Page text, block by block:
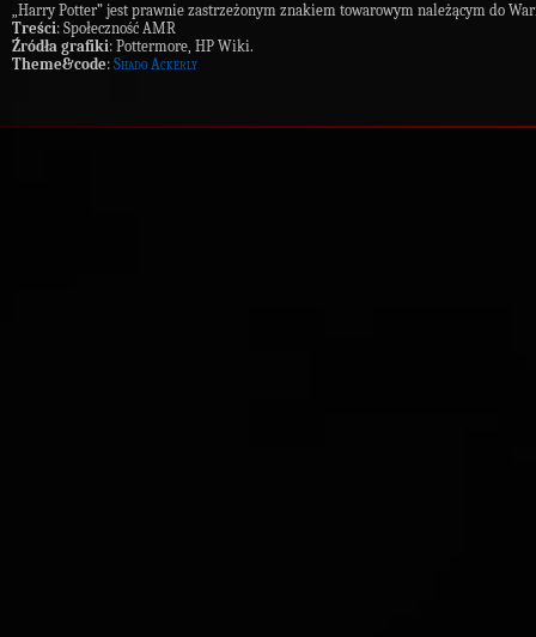
„Harry Potter” jest prawnie zastrzeżonym znakiem towarowym należącym do
Treści: Społeczność AMR
Źródła grafiki: Pottermore, HP Wiki.
Theme&code: Shado Ackerly